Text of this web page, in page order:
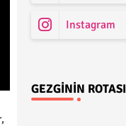
Instagram
GEZGININ ROTASI